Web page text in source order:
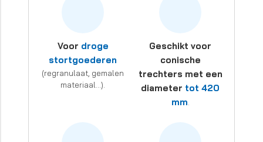
Voor droge
stortgoederen
(regranulaat, gemalen
materiaal…).
Geschikt voor
conische
trechters met een
diameter tot 420
mm.